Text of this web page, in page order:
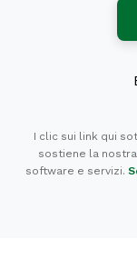
I clic sui link qui
sostiene la nostra
software e servizi.